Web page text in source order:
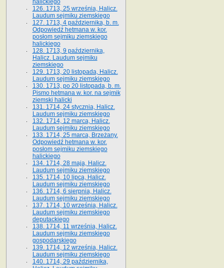
halickiego
126. 1713, 25 września, Halicz.
Laudum sejmiku ziemskiego
127. 1713, 4 października, b. m.
Odpowiedź hetmana w. kor.
posłom sejmiku ziemskiego
halickiego
128. 1713, 9 października,
Halicz. Laudum sejmiku
ziemskiego
129. 1713, 20 listopada, Halicz.
Laudum sejmiku ziemskiego
130. 1713, po 20 listopada, b. m.
Pismo hetmana w. kor. na sejmik
ziemski halicki
131. 1714, 24 stycznia, Halicz.
Laudum sejmiku ziemskiego
132. 1714, 12 marca, Halicz.
Laudum sejmiku ziemskiego
133. 1714, 25 marca, Brzeżany.
Odpowiedź hetmana w. kor.
posłom sejmiku ziemskiego
halickiego
134. 1714, 28 maja, Halicz.
Laudum sejmiku ziemskiego
135. 1714, 10 lipca, Halicz.
Laudum sejmiku ziemskiego
136. 1714, 6 sierpnia, Halicz.
Laudum sejmiku ziemskiego
137. 1714, 10 września, Halicz.
Laudum sejmiku ziemskiego
deputackiego
138. 1714, 11 września, Halicz.
Laudum sejmiku ziemskiego
gospodarskiego
139. 1714, 12 września, Halicz.
Laudum sejmiku ziemskiego
140. 1714, 29 października,